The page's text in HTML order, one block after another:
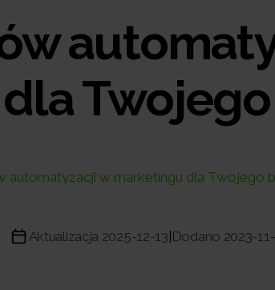
automatyzacji w marketingu dla Twojego
Aktualizacja 2025-12-13 Dodano 2023-